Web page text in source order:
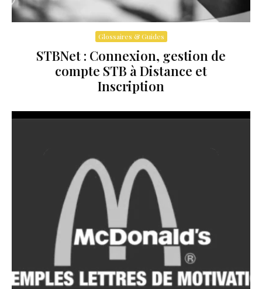
Glossaires & Guides
STBNet : Connexion, gestion de
compte STB à Distance et
Inscription